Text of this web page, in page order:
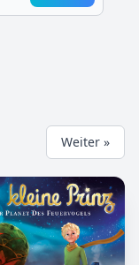
Weiter »